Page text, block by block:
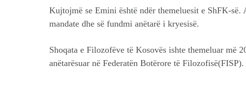
Kujtojmë se Emini është ndër themeluesit e ShFK-
mandate dhe së fundmi anëtarë i kryesisë.
Shoqata e Filozofëve të Kosovës ishte themeluar më
anëtarësuar në Federatën Botërore të Filozofisë(FISP).